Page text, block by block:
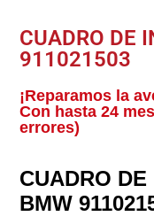
CUADRO DE
911021503
¡Reparamos la
Con hasta 24
errores)
CUADRO
BMW